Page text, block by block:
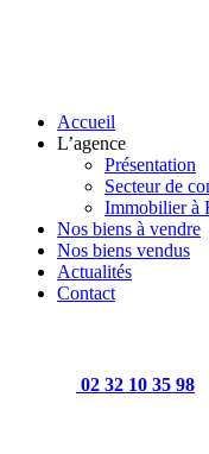
Accueil
L’agence
Présentation
Secteur de
Immobilier à
Nos biens à vendre
Nos biens vendus
Actualités
Contact
02 32 10 35 98